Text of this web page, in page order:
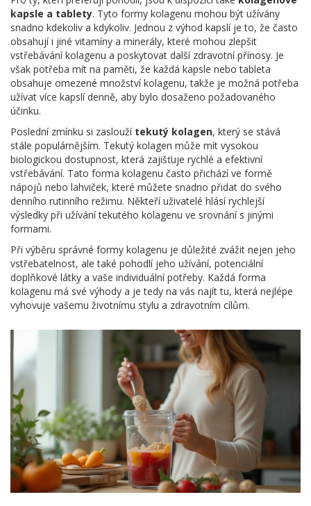
kapsle a tablety. Tyto formy kolagenu mohou být užívány
snadno kdekoliv a kdykoliv. Jednou z výhod kapslí je to, že často
obsahují i jiné vitamíny a minerály, které mohou zlepšit
vstřebávání kolagenu a poskytovat další zdravotní přínosy. Je
však potřeba mít na paměti, že každá kapsle nebo tableta
obsahuje omezené množství kolagenu, takže je možná potřeba
užívat více kapslí denně, aby bylo dosaženo požadovaného
účinku.
Poslední zmínku si zaslouží tekutý kolagen, který se stává
stále populárnějším. Tekutý kolagen může mít vysokou
biologickou dostupnost, která zajišťuje rychlé a efektivní
vstřebávání. Tato forma kolagenu často přichází ve formě
nápojů nebo lahviček, které můžete snadno přidat do svého
denního rutinního režimu. Někteří uživatelé hlásí rychlejší
výsledky při užívání tekutého kolagenu ve srovnání s jinými
formami.
Při výběru správné formy kolagenu je důležité zvážit nejen jeho
vstřebatelnost, ale také pohodlí jeho užívání, potenciální
doplňkové látky a vaše individuální potřeby. Každá forma
kolagenu má své výhody a je tedy na vás najít tu, která nejlépe
vyhovuje vašemu životnímu stylu a zdravotním cílům.